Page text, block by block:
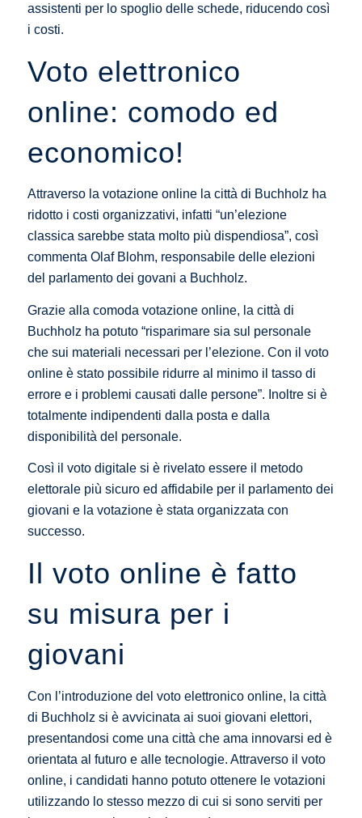
assistenti per lo spoglio delle schede, riducendo così
i costi.
Voto elettronico
online: comodo ed
economico!
Attraverso la votazione online la città di Buchholz ha
ridotto i costi organizzativi, infatti “un’elezione
classica sarebbe stata molto più dispendiosa”, così
commenta Olaf Blohm, responsabile delle elezioni
del parlamento dei govani a Buchholz.
Grazie alla comoda votazione online, la città di
Buchholz ha potuto “risparimare sia sul personale
che sui materiali necessari per l’elezione. Con il voto
online è stato possibile ridurre al minimo il tasso di
errore e i problemi causati dalle persone”. Inoltre si è
totalmente indipendenti dalla posta e dalla
disponibilità del personale.
Così il voto digitale si è rivelato essere il metodo
elettorale più sicuro ed affidabile per il parlamento dei
giovani e la votazione è stata organizzata con
successo.
Il voto online è fatto
su misura per i
giovani
Con l’introduzione del voto elettronico online, la città
di Buchholz si è avvicinata ai suoi giovani elettori,
presentandosi come una città che ama innovarsi ed è
orientata al futuro e alle tecnologie. Attraverso il voto
online, i candidati hanno potuto ottenere le votazioni
utilizzando lo stesso mezzo di cui si sono serviti per